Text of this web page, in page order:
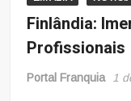
Finlândia:
Profissionais
Portal Franquia 1